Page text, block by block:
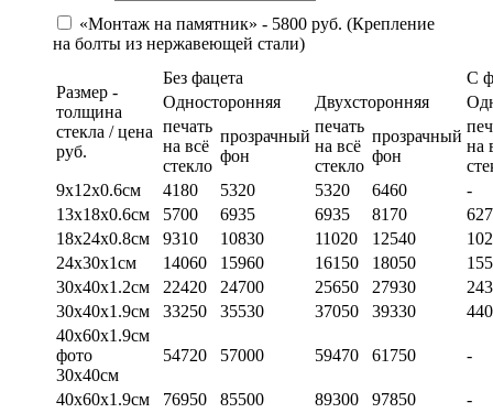
«Монтаж на памятник» - 5800 руб. (Крепление
на болты из нержавеющей стали)
Размер -
толщина
стекла / цена
руб.
Без фацета
С
Односторонняя
Двухсторонняя
печать
на всё
стекло
прозрачный
фон
печать
на всё
стекло
прозрачный
фон
на
9х12х0.6см
4180 5320 5320 6460
-
13х18х0.6см
5700 6935 6935 8170
18х24х0.8см
9310 10830 11020 12540
24х30х1см
14060 15960 16150 18050
30х40х1.2см
22420 24700 25650 27930
30х40х1.9см
33250 35530 37050 39330
40х60х1.9см
фото
30х40см
54720 57000 59470 61750 -
40х60х1.9см 76950 85500 89300 97850
-